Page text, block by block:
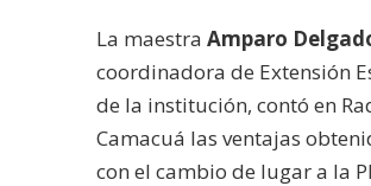
La maestra Amparo
coordinadora de Extensión
de la institución, contó en
Camacuá las ventajas
con el cambio de lugar a la